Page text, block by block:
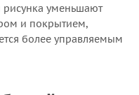
уменьшают
и покрытием,
более управляемым